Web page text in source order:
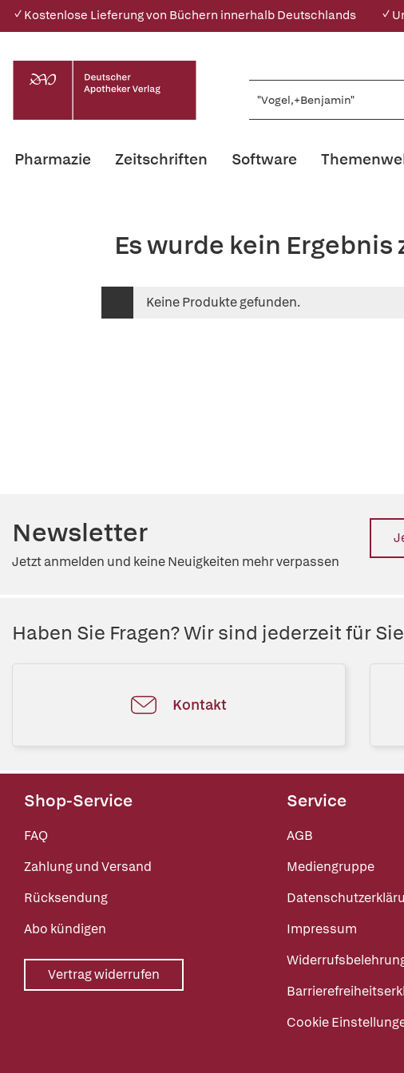
✓ Kostenlose Lieferung von Büchern innerhalb Deutschlands ✓
Pharmazie Zeitschriften Software
Es wurde kein
Keine Produkte gefunden.
Newsletter
Jetzt anmelden und keine Neuigkeiten mehr verpassen
Haben Sie Fragen? Wir sind jederzeit für
Kontakt
Shop-Service
FAQ
Zahlung und Versand
Rücksendung
Abo kündigen
Vertrag widerrufen
Service
AGB
Mediengruppe
Impressum
Cookie